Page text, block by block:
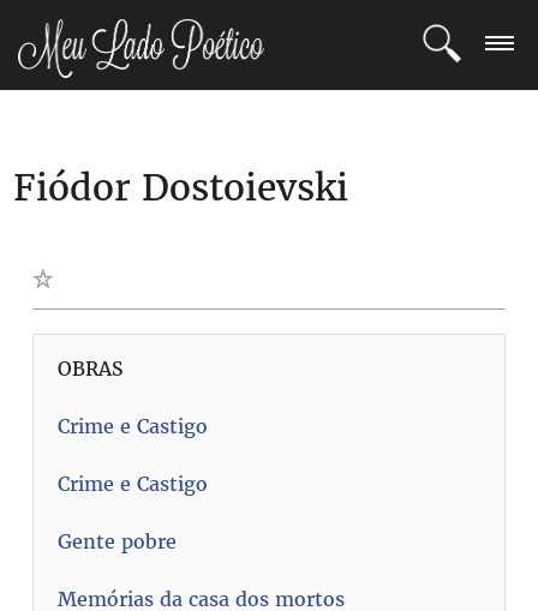
REGISTRO
COMUNIDADE
Fiódor Dostoievski
OBRAS
Crime e Castigo
Crime e Castigo
Gente pobre
Memórias da casa dos mortos